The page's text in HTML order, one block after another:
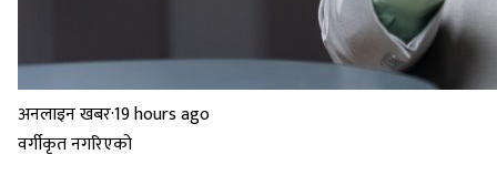
अनलाइन खबर·19 hours ago
वर्गीकृत नगरिएको